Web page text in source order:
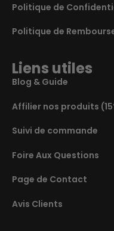
Politique de
Politique de
Liens utiles
Blog & Guide
Affilier nos produits
Suivi de commande
Foire Aux Questions
Page de Contact
Avis Clients